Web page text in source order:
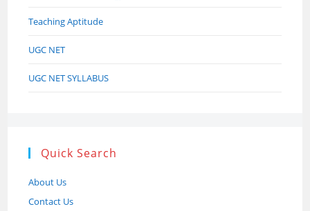
Teaching Aptitude
UGC NET
UGC NET SYLLABUS
Quick Search
About Us
Contact Us